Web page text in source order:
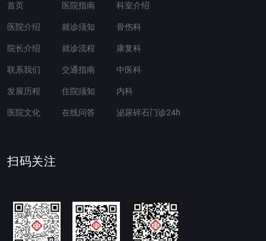
首页
医院介绍
院长介绍
联系我们
发展历程
医院文化
医院指南
就诊须知
就诊流程
交通指南
住院须知
在线问答
科室介绍
骨伤科
康复科
中医科
内科
泌尿碎石门诊24h
扫码关注